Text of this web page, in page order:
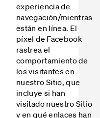
experiencia de
navegación/mientras
están en línea. El
píxel de Facebook
rastrea el
comportamiento de
los visitantes en
nuestro Sitio, que
incluye si han
visitado nuestro Sitio
y en qué enlaces han